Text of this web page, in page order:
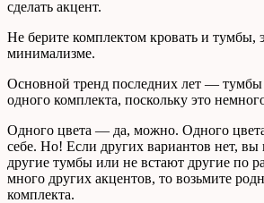
сделать акцент.
Не берите комплектом кровать и тумбы,
минимализме.
Основной тренд последних лет — тумбы
одного комплекта, поскольку это
Одного цвета — да, можно. Одного
себе. Но! Если других вариантов нет, вы
другие тумбы или не встают другие по
много других акцентов, то возьмите
комплекта.